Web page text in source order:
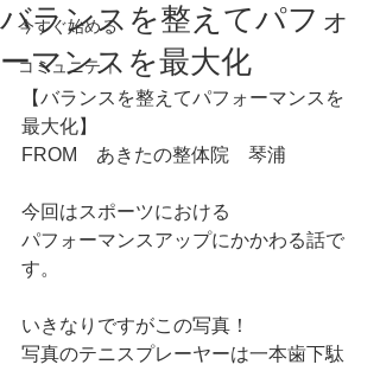
今すぐ始める
コミュニティ
バランスを整えてパフォ
ーマンスを最大化
【バランスを整えてパフォーマンスを
最大化】
FROM　あきたの整体院　琴浦
今回はスポーツにおける
パフォーマンスアップにかかわる話で
す。
いきなりですがこの写真！
写真のテニスプレーヤーは一本歯下駄